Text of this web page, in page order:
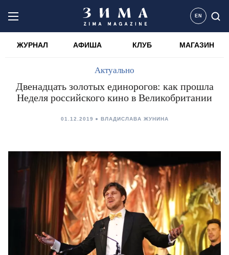
EN
ЖУРНАЛ АФИША КЛУБ МАГАЗИН
Актуально
Двенадцать золотых единорогов: как прошла
Неделя российского кино в Великобритании
01.12.2019 ВЛАДИСЛАВА ЖУНИНА